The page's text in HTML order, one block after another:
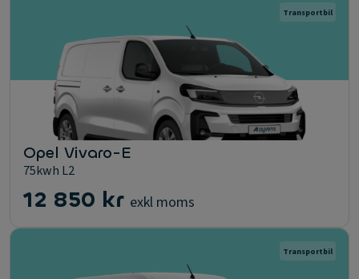
Transportbil
Opel Vivaro-E
75kwh L2
12 850 kr exkl moms
Transportbil